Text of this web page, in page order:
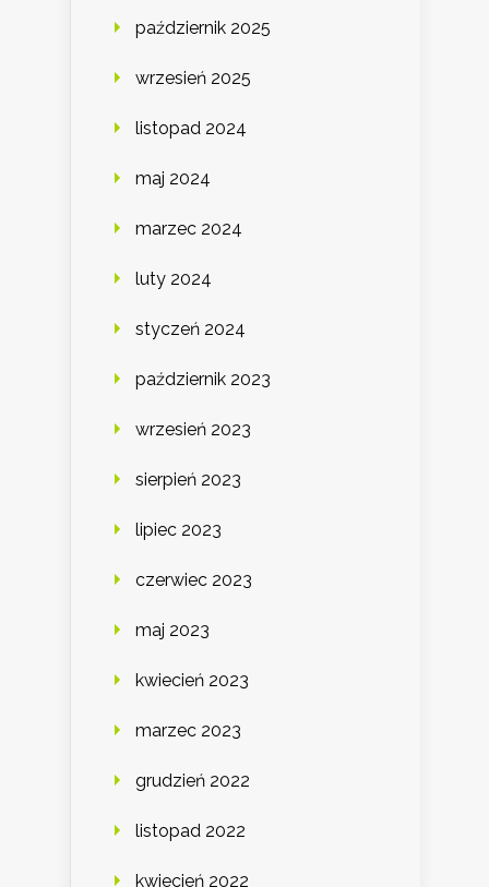
październik 2025
wrzesień 2025
listopad 2024
maj 2024
marzec 2024
luty 2024
styczeń 2024
październik 2023
wrzesień 2023
sierpień 2023
lipiec 2023
czerwiec 2023
maj 2023
kwiecień 2023
marzec 2023
grudzień 2022
listopad 2022
kwiecień 2022